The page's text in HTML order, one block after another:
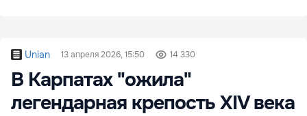
Unian 13 апреля 2026, 15:50 14 330
В Карпатах "ожила"
легендарная крепость XIV века